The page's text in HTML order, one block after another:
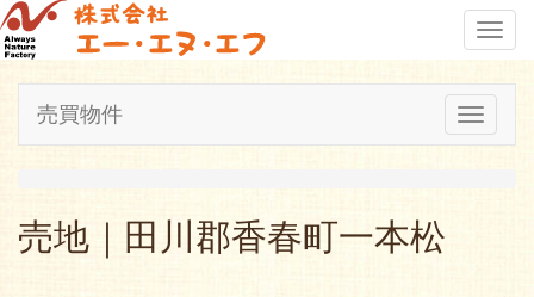
Toggle
売買物件
売地｜田川郡香春町一本松